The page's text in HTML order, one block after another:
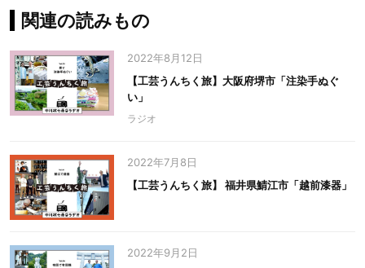
関連の読みもの
2022年8月12日
【工芸うんちく旅】大阪府堺市「注染手ぬぐ
い」
ラジオ
2022年7月8日
【工芸うんちく旅】 福井県鯖江市「越前漆器」
2022年9月2日